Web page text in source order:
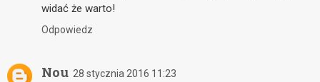
widać że warto!
Odpowiedz
Nou 28 stycznia 2016 11:23